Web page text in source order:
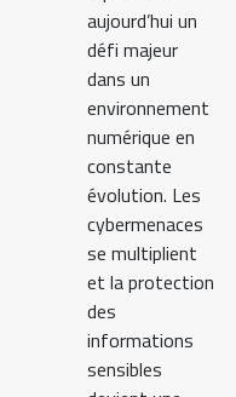
aujourd’hui un
défi majeur
dans un
environnement
numérique en
constante
évolution. Les
cybermenaces
se multiplient
et la protection
des
informations
sensibles